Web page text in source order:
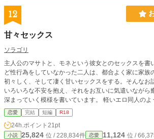
12
甘々セックス
ソラゴリ
主人公のマサトと、モネという彼女とのセックスを書
ど性行為をしていなかった二人は、都合よく家に家族
初々しく、そして凄く甘いセックスをする。そんなお話。 セックスの合間
いろいろな不安を抱え、それをお互いに気遣いながら
深まっていく模様を書いています。 軽いエロ同人の
で読めると思います。 過去に、ノクターンノベルズで公開していた作品を少し
修正した作品になります。
恋愛 完結 短編 R18
24h.ポイント 21pt
小説 25,824 位 / 228,834件 恋愛 11,124 位 /